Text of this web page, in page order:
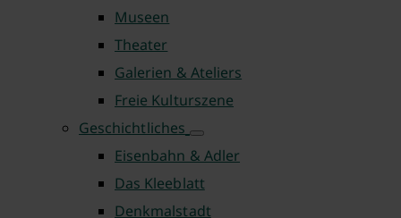
Museen
Theater
Galerien & Ateliers
Freie Kulturszene
Geschichtliches
Eisenbahn & Adler
Das Kleeblatt
Denkmalstadt